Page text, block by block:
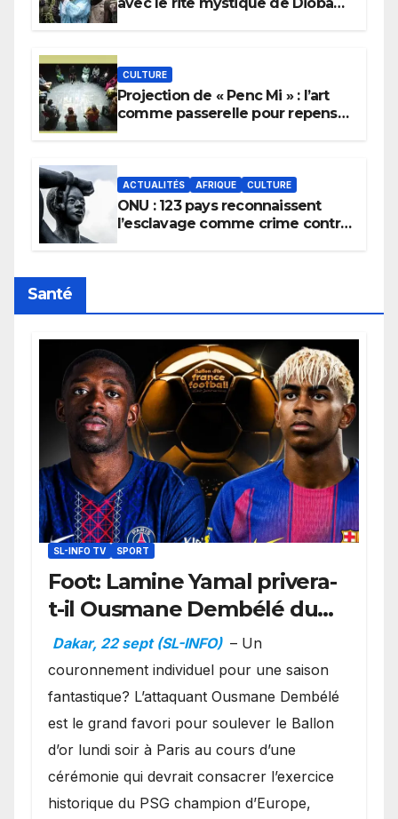
CULTURE
Projection de « Penc Mi » : l’art
comme passerelle pour repenser
ACTUALITÉS AFRIQUE CULTURE
ONU : 123 pays reconnaissent
l’esclavage comme crime contre
Santé
SL-INFO TV SPORT
Foot: Lamine Yamal privera-
t-il Ousmane Dembélé du
Ballon d’or ?
Dakar, 22 sept (SL-INFO) – Un
couronnement individuel pour une saison
fantastique? L’attaquant Ousmane Dembélé
est le grand favori pour soulever le Ballon
d’or lundi soir à Paris au cours d’une
cérémonie qui devrait consacrer l’exercice
historique du PSG champion d’Europe,